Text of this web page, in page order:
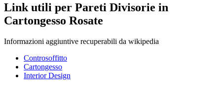
Link utili per Pareti Divisorie in
Cartongesso Rosate
Informazioni aggiuntive recuperabili da wikipedia
Controsoffitto
Cartongesso
Interior Design